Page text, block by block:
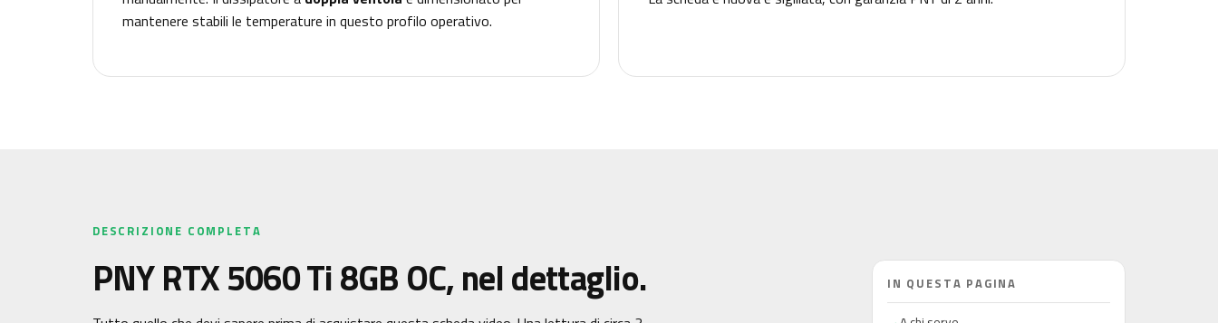
mantenere stabili le temperature in questo profilo operativo.
DESCRIZIONE COMPLETA
PNY RTX 5060 Ti 8GB OC, nel dettaglio. IN QUESTA PAGINA